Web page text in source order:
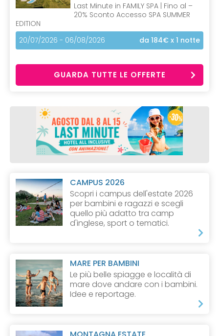
Last Minute in FAMILY SPA | Fino al –
20% Sconto Accesso SPA SUMMER
EDITION
20/07/2026 - 06/08/2026
da 184€ x 1 notte
GUARDA TUTTE LE OFFERTE
CAMPUS 2026
Scopri i campus dell'estate 2026
per bambini e ragazzi e scegli
quello più adatto tra camp
d'inglese, sport o tematici.
MARE PER BAMBINI
Le più belle spiagge e località di
mare dove andare con i bambini.
Idee e reportage.